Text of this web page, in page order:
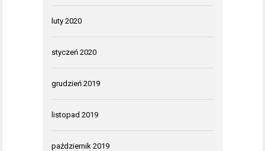
luty 2020
styczeń 2020
grudzień 2019
listopad 2019
październik 2019